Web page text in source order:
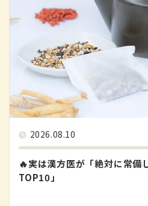
2026.08.10
🔥実は漢方医が「絶対に常備
TOP10」